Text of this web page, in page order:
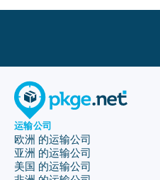
运输公司
欧洲 的运输公司
亚洲 的运输公司
美国 的运输公司